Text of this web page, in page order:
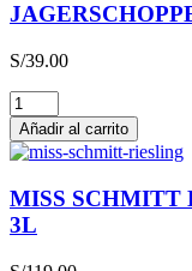
S/39.00
JAGERSCHOPPEN
SCHMITT
SÖHNE
cantidad
Añadir al carrito
MISS SCHMITT
3L